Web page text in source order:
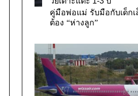
คู่มือพ่อแม่ รับมือกับเด็ก
ต้อง “ห่างลูก”